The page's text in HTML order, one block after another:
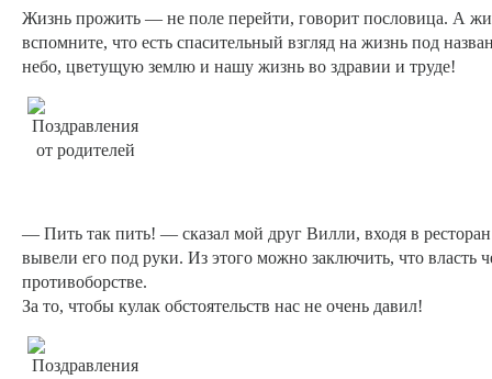
Жизнь прожить — не поле перейти, говорит пословица. А
вспомните, что есть спасительный взгляд на жизнь под
небо, цветущую землю и нашу жизнь во здравии и труде!
— Пить так пить! — сказал мой друг Вилли, входя в
вывели его под руки. Из этого можно заключить, что власть
противоборстве.
За то, чтобы кулак обстоятельств нас не очень давил!